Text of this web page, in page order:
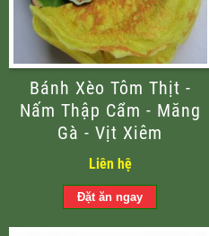
Bánh Xèo Tôm Thịt -
Nấm Thập Cẩm - Măng
Gà - Vịt Xiêm
Liên hệ